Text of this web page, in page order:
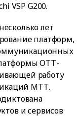
VSP G200.
лет
платформ,
ОТТ-
работу
МТТ.
и сервисов